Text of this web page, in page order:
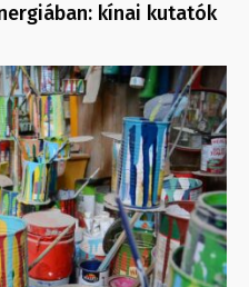
kínai kutatók